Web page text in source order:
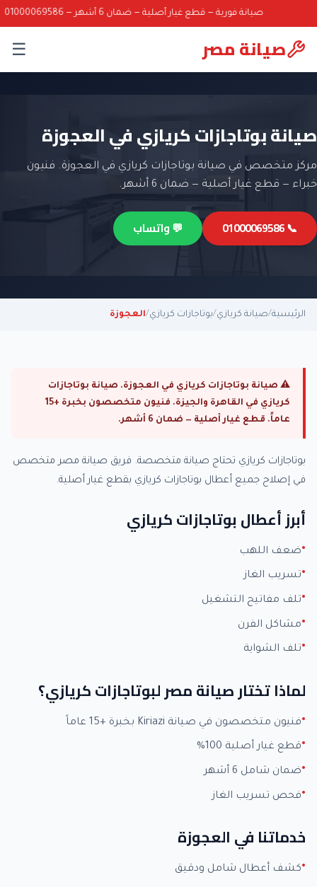
صيانة فورية — قطع غيار أصلية — ضمان 6 أشهر — 01000069586
صيانة مصر ☰
صيانة بوتاجازات كريازي في العجوزة
مركز متخصص في صيانة بوتاجازات كريازي في العجوزة. فنيون
خبراء — قطع غيار أصلية — ضمان 6 أشهر.
📞 01000069586 💬 واتساب
الرئيسية/صيانة كريازي/بوتاجازات كريازي/العجوزة
⚠ صيانة بوتاجازات كريازي في العجوزة. صيانة بوتاجازات
كريازي في القاهرة والجيزة. فنيون متخصصون بخبرة +15
عاماً. قطع غيار أصلية — ضمان 6 أشهر.
بوتاجازات كريازي تحتاج صيانة متخصصة. فريق صيانة مصر متخصص
في إصلاح جميع أعطال بوتاجازات كريازي بقطع غيار أصلية.
أبرز أعطال بوتاجازات كريازي
ضعف اللهب
تسريب الغاز
تلف مفاتيح التشغيل
مشاكل الفرن
تلف الشواية
لماذا تختار صيانة مصر لبوتاجازات كريازي؟
فنيون متخصصون في صيانة Kiriazi بخبرة +15 عاماً
قطع غيار أصلية 100%
ضمان شامل 6 أشهر
فحص تسريب الغاز
خدماتنا في العجوزة
كشف أعطال شامل ودقيق